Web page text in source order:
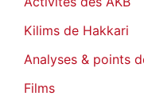
Kilims de Hakkari
Analyses & points
Films